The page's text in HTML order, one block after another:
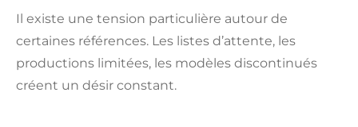
Il existe une tension particulière autour de
certaines références. Les listes d’attente, les
productions limitées, les modèles discontinués
créent un désir constant.